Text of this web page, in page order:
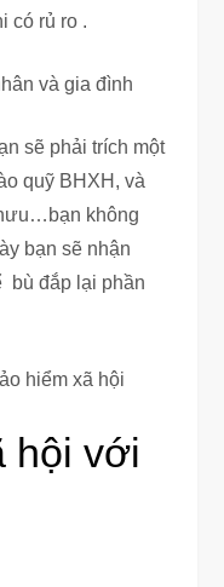
có rủ ro .
và gia đình
sẽ phải trích một
quỹ BHXH, và
không
bạn sẽ nhận
bù đắp lại phần
hiểm xã hội
hội với